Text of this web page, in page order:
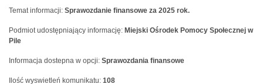
Temat informacji: Sprawozdanie finansowe za 2025 rok.
Podmiot udostępniający informację: Miejski Ośrodek Pomocy Społecznej w
Pile
Informacja dostepna w opcji: Sprawozdania finansowe
Ilość wyswietleń komunikatu: 108